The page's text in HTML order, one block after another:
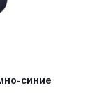
синие